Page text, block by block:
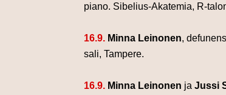
piano. Sibelius-Akatemia, R-
16.9. Minna Leinonen,
sali, Tampere.
16.9. Minna Leinonen ja Jussi